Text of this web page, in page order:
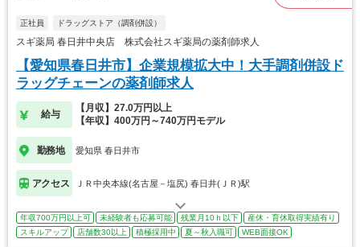
正社員 ドラッグストア（調剤併設）
スギ薬局 春日井中央店 株式会社スギ薬局の薬剤師求人
【愛知県春日井市】企業規模拡大中！大手調剤併設ド
ラッグチェーンの薬剤師求人
給与
【月収】27.0万円以上
【年収】400万円～740万円モデル
勤務地 愛知県 春日井市
アクセス ＪＲ中央本線(名古屋－塩尻) 春日井(ＪＲ)駅
年収700万円以上可 未経験者も応募可能 残業月10ｈ以下
産休・育休取得実績有り
スキルアップ
店舗数30以上 積極採用中 夏～秋入職可 WEB面接OK